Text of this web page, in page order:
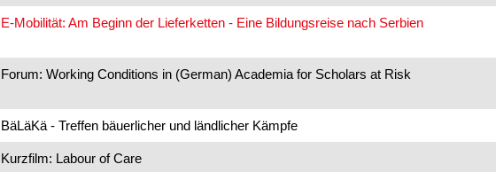
E-Mobilität: Am Beginn der Lieferketten - Eine Bildungsreise nach Serbien
Forum: Working Conditions in (German) Academia for Scholars at Risk
BäLäKä - Treffen bäuerlicher und ländlicher Kämpfe
Kurzfilm: Labour of Care